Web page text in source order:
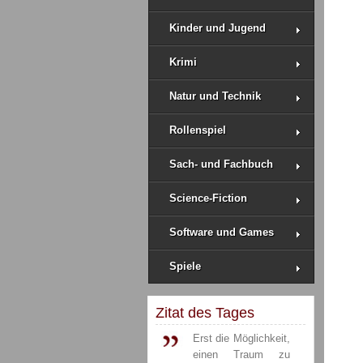
Kinder und Jugend
Krimi
Natur und Technik
Rollenspiel
Sach- und Fachbuch
Science-Fiction
Software und Games
Spiele
Zitat des Tages
Erst die Möglichkeit,
einen Traum zu